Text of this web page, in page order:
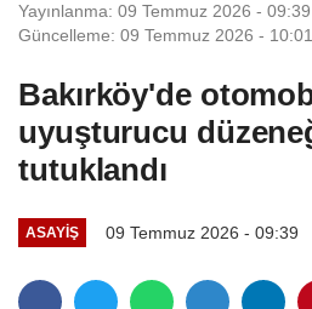
Yayınlanma: 09 Temmuz 2026 - 09:39
Güncelleme: 09 Temmuz 2026 - 10:01
Bakırköy'de
uyuşturucu
tutuklandı
ASAYIŞ 09 Temmuz 2026 - 09:39